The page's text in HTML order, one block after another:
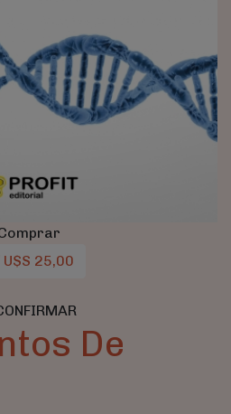
U$S 25,00
De